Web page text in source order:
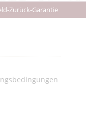
Zurück-Garantie